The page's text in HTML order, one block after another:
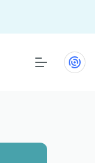
და 5